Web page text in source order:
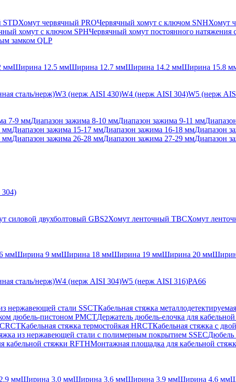
STDХомут червячный PROЧервячный хомут с ключом SNHХомут
хомут с ключом SPHЧервячный хомут постоянного натяжения
замком QLP
ммШирина 12.5 ммШирина 12.7 ммШирина 14.2 ммШирина 15.8
сталь/нерж)W3 (нерж AISI 430)W4 (нерж AISI 304)W5 (нерж
7-9 ммДиапазон зажима 8-10 ммДиапазон зажима 9-11 мм
ммДиапазон зажима 15-17 ммДиапазон зажима 16-18 ммДиапазон
ммДиапазон зажима 26-28 ммДиапазон зажима 27-29 ммДиапазон
силовой двухболтовый GBS2Хомут ленточный TBCХомут
ммШирина 9 ммШирина 18 ммШирина 19 ммШирина 20 мм
сталь/нерж)W4 (нерж AISI 304)W5 (нерж AISI 316)PA66
нержавеющей стали SSCTКабельная стяжка
дюбель-пистоном PMCTДержатель дюбель-елочка для
Кабельная стяжка термостойкая HRCTКабельная стяжка с
из нержавеющей стали с полимерным покрытием SSECДюбель
кабельной стяжки RFTHМонтажная площадка для кабельной
ммШирина 3.0 ммШирина 3.6 ммШирина 3.9 ммШирина 4.6 мм